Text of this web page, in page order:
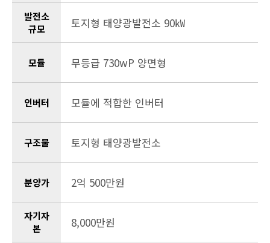
발전소
규모
토지형 태양광발전소 90㎾
모듈 무등급 730wP 양면형
인버터 모듈에 적합한 인버터
구조물 토지형 태양광발전소
분양가 2억 500만원
자기자
본
8,000만원